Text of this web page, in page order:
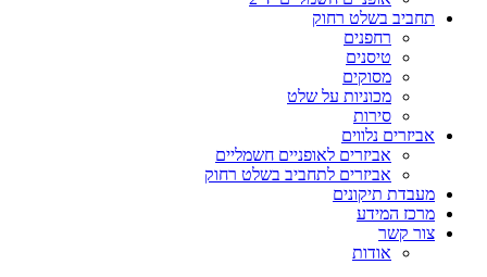
תחביב בשלט רחוק
רחפנים
טיסנים
מסוקים
מכוניות על שלט
סירות
אביזרים נלווים
אביזרים לאופניים חשמליים
אביזרים לתחביב בשלט רחוק
מעבדת תיקונים
מרכז המידע
צור קשר
אודות